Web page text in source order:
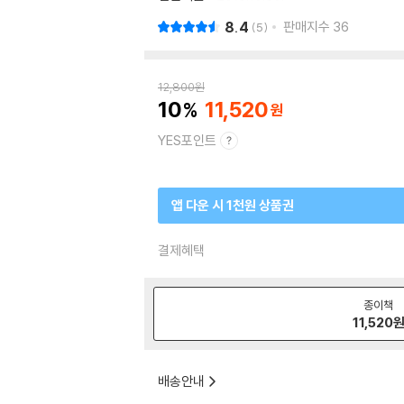
8.4 5 판매지수 36
12,800원
10 11,520
YES포인트
앱 다운 시 1천원 상품권
결제혜택
종이책
11,520원
배송안내